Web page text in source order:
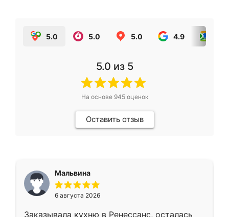
5.0 5.0 5.0 4.9
5.0 из 5
На основе 945оценок
Оставить отзыв
Мальвина
6 августа 2026
Заказывала кухню в Ренессанс, осталась